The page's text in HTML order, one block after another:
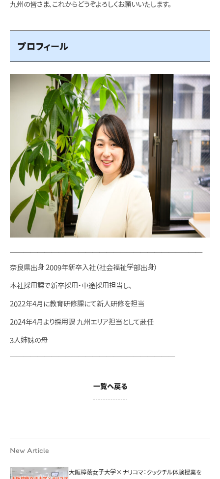
九州の皆さま、これからどうぞよろしくお願いいたします。
プロフィール
奈良県出身 2009年新卒入社（社会福祉学部出身）
本社採用課で新卒採用・中途採用担当し、
2022年4月に教育研修課にて新人研修を担当
2024年4月より採用課 九州エリア担当として赴任
3人姉妹の母
一覧へ戻る
New Article
大阪樟蔭女子大学×ナリコマ：クックチル体験授業を